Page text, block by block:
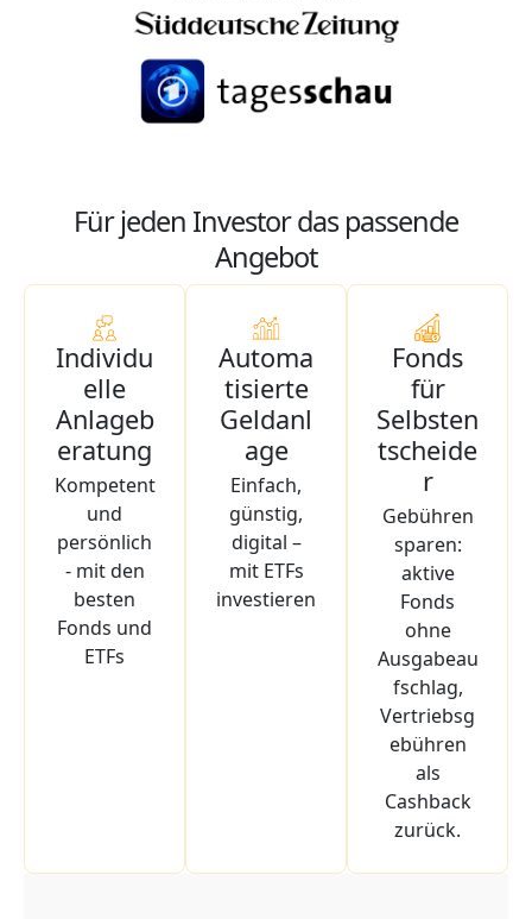
Für jeden Investor das passende
Angebot
Individu
elle
Anlageb
eratung
Kompetent
und
persönlich
- mit den
besten
Fonds und
ETFs
Automa
tisierte
Geldanl
age
Einfach,
günstig,
digital –
mit ETFs
investieren
Fonds
für
Selbsten
tscheide
r
Gebühren
sparen:
aktive
Fonds
ohne
Ausgabeau
fschlag,
Vertriebsg
ebühren
als
Cashback
zurück.